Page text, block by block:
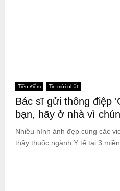
Tiêu điểm Tin mới nhất
Bác sĩ gửi thông điệp
bạn, hãy ở nhà vì
Nhiều hình ảnh đẹp cùng các
thầy thuốc ngành Y tế tại 3